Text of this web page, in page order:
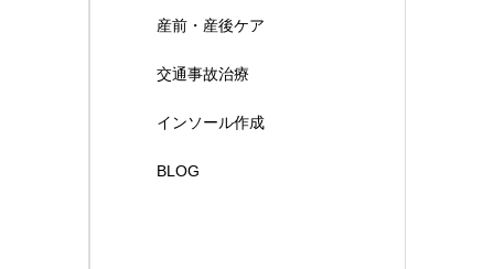
産前・産後ケア
交通事故治療
インソール作成
BLOG